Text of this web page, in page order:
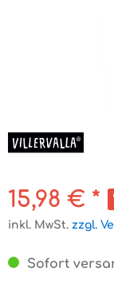
15,98 € *
inkl. MwSt. zzgl.
Sofort